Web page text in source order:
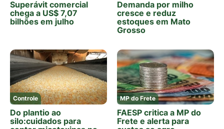
Superávit comercial
chega a US$ 7,07
bilhões em julho
Demanda por milho
cresce e reduz
estoques em Mato
Grosso
Controle
Do plantio ao
silo:cuidados para
MP do Frete
FAESP critica a MP do
Frete e alerta para